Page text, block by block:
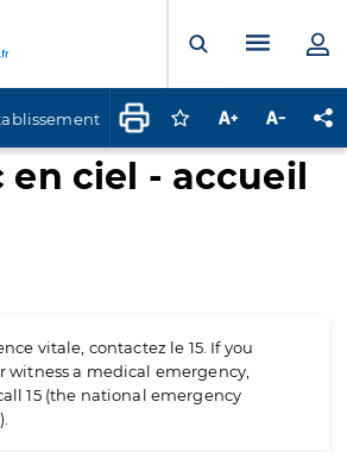
Ouvrir laMenu
Connectez-vous
Augmenter la
en ciel - accueil
vitale, contactez le 15. If you
witness a medical emergency,
15 (the national emergency